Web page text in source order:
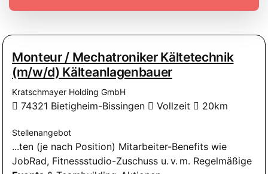
Monteur / Mechatroniker Kältetechnik
(m/w/d) Kälteanlagenbauer
Kratschmayer Holding GmbH
74321 Bietigheim-Bissingen Vollzeit 20km
Stellenangebot
...ten (je nach Position) Mitarbeiter-Benefits wie
JobRad, Fitnessstudio-Zuschuss u. v. m. Regelmäßige